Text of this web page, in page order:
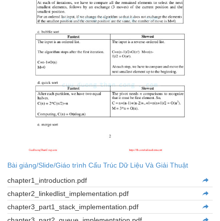
Bài giảng/Slide/Giáo trình Cấu Trúc Dữ Liệu Và Giải Thuật
chapter1_introduction.pdf
chapter2_linkedlist_implementation.pdf
chapter3_part1_stack_implementation.pdf